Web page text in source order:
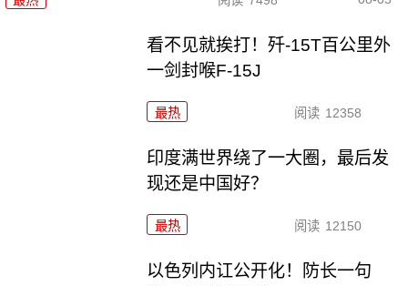
看不见就挨打！歼-15T百公里外
一剑封喉F-15J
最热 阅读 12358
印度满世界绕了一大圈，最后发
现还是中国好？
最热 阅读 12150
以色列内讧公开化！防长一句